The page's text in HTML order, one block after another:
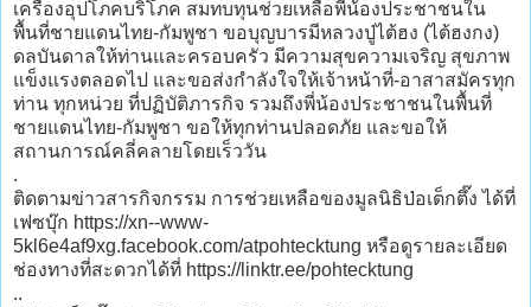
เครื่องอุปโภคบริโภค สมทบทุนช่วยเหลือพี่น้องประชาชนใน
พื้นที่ชายแดนไทย-กัมพูชา ขอบุญบารมีหลวงปู่ไต้ฮง (ไต้ฮงกง)
ดลบันดาลให้ท่านและครอบครัว มีความสุขความเจริญ สุขภาพ
แข็งแรงตลอดไป และขอส่งกำลังใจให้เจ้าหน้าที่-อาสาสมัครทุก
ท่าน ทุกหน่วย ที่ปฏิบัติภารกิจ รวมถึงพี่น้องประชาชนในพื้นที่
ชายแดนไทย-กัมพูชา ขอให้ทุกท่านปลอดภัย และขอให้
สถานการณ์คลี่คลายโดยเร็ววัน
.
ติดตามข่าวสารกิจกรรม การช่วยเหลือของมูลนิธิป่อเต็กตึ๊ง ได้ที่
เฟซบุ๊ก https://xn--www-
5kl6e4af9xg.facebook.com/atpohtecktung หรือดูรายละเอียด
ช่องทางที่สะดวกได้ที่ https://linktr.ee/pohtecktung
..